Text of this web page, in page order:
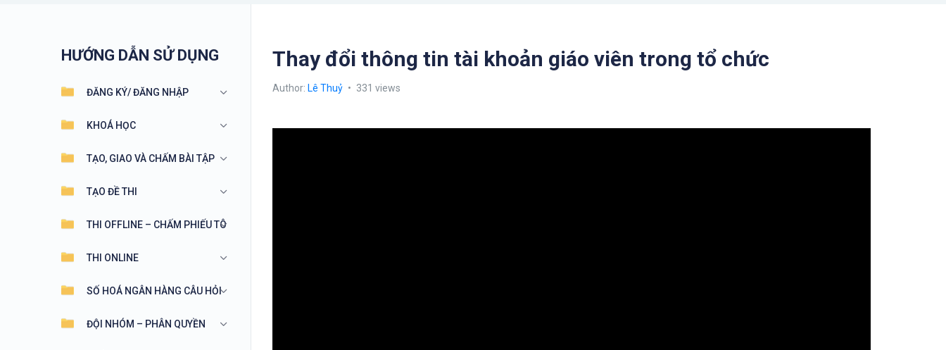
HƯỚNG DẪN SỬ DỤNG
ĐĂNG KÝ/ ĐĂNG NHẬP
KHOÁ HỌC
TẠO, GIAO VÀ CHẤM BÀI TẬP
TẠO ĐỀ THI
THI OFFLINE – CHẤM PHIẾU TÔ
THI ONLINE
SỐ HOÁ NGÂN HÀNG CÂU HỎI
ĐỘI NHÓM – PHÂN QUYỀN
Thay đổi thông tin tài khoản giáo viên trong tổ chức
Author: Lê Thuỷ 331 views